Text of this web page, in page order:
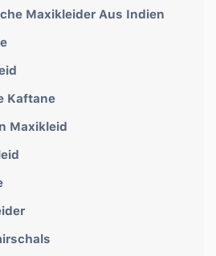
Maxikleider Aus Indien
Kaftane
Maxikleid